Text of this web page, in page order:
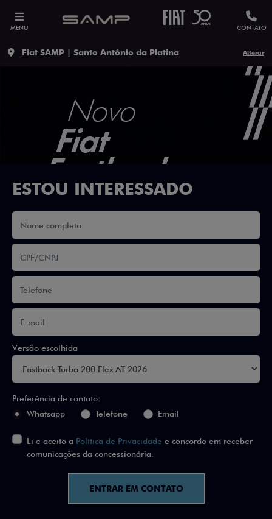
MENU CONTATO
Fiat SAMP | Santo Antônio da Platina Alterar
ESTOU INTERESSADO
Versão escolhida
Preferência de contato:
Whatsapp
Telefone Email
Li e aceito a Política de Privacidade e concordo em receber
comunicações da concessionária.
ENTRAR EM CONTATO